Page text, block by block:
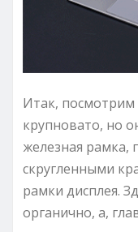
Итак, посмотрим
крупновато, но
железная рамка,
скругленными
рамки дисплея.
органично, а,